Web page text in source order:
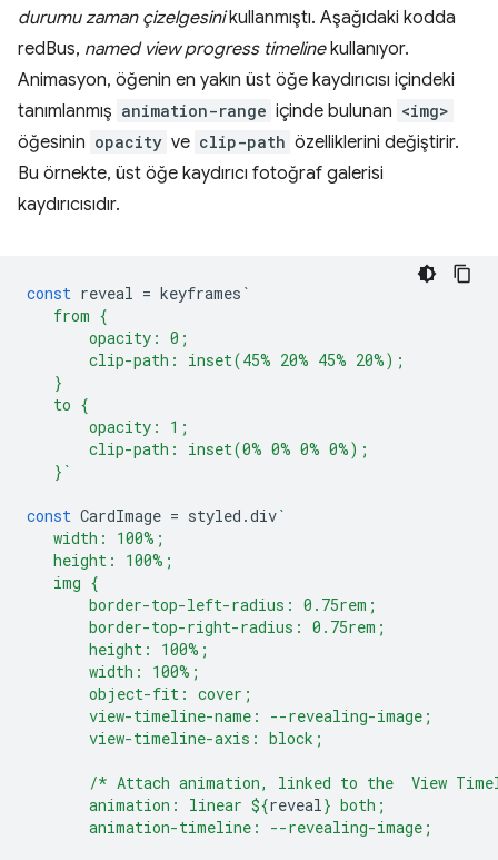
durumu zaman çizelgesinikullanmıştı. Aşağıdaki kodda
redBus, named view progress timelinekullanıyor.
Animasyon, öğenin en yakın üst öğe kaydırıcısı içindeki
tanımlanmış animation-range içinde bulunan <img>
öğesinin opacity ve clip-path özelliklerini değiştirir.
Bu örnekte, üst öğe kaydırıcı fotoğraf galerisi
kaydırıcısıdır.
const reveal = keyframes `
   from {
       opacity: 0;
       clip-path: inset(45% 20% 45% 20%);
   }
   to {
       opacity: 1;
       clip-path: inset(0% 0% 0% 0%);
   }`
const CardImage = styled .div`
   width: 100%;
   height: 100%;
   img {
       border-top-left-radius: 0.75rem;
       border-top-right-radius: 0.75rem;
       height: 100%;
       width: 100%;
       object-fit: cover;
       view-timeline-name: --revealing-image;
       view-timeline-axis: block;
/* Attach animation, linked to the  View
       animation: linear
${reveal} both;
       animation-timeline: --revealing-image;